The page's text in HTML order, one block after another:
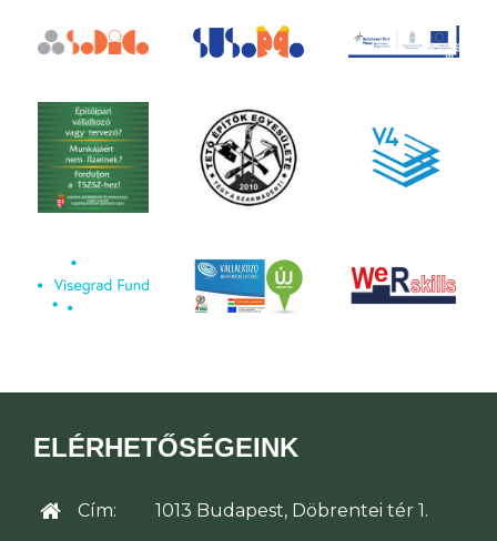
ELÉRHETŐSÉGEINK
Cím: 1013 Budapest, Döbrentei tér 1.